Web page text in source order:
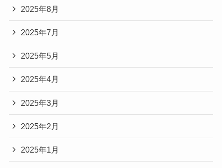
2025年8月
2025年7月
2025年5月
2025年4月
2025年3月
2025年2月
2025年1月